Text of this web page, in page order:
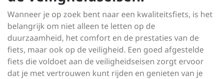
Wanneer je op zoek bent naar een kwaliteitsfiets, is het
belangrijk om niet alleen te letten op de
duurzaamheid, het comfort en de prestaties van de
fiets, maar ook op de veiligheid. Een goed afgestelde
fiets die voldoet aan de veiligheidseisen zorgt ervoor
dat je met vertrouwen kunt rijden en genieten van je